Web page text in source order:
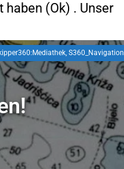
(Ok) . Unser
S360_Navigation